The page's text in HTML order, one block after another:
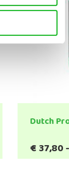
Dutch
€37,80